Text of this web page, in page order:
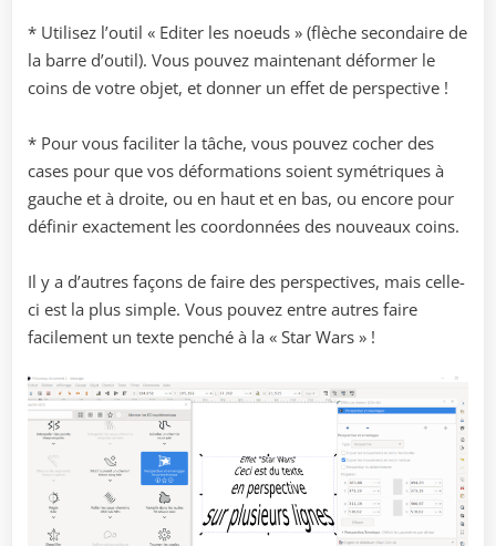
* Utilisez l’outil « Editer les noeuds » (flèche secondaire de
la barre d’outil). Vous pouvez maintenant déformer le
coins de votre objet, et donner un effet de perspective !
* Pour vous faciliter la tâche, vous pouvez cocher des
cases pour que vos déformations soient symétriques à
gauche et à droite, ou en haut et en bas, ou encore pour
définir exactement les coordonnées des nouveaux coins.
Il y a d’autres façons de faire des perspectives, mais celle-
ci est la plus simple. Vous pouvez entre autres faire
facilement un texte penché à la « Star Wars » !